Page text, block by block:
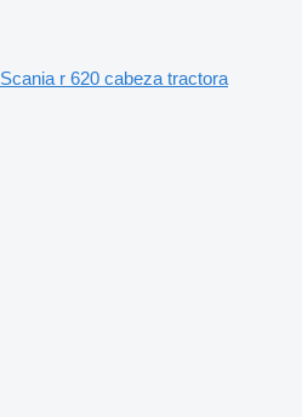
Scania r 620 cabeza tractora